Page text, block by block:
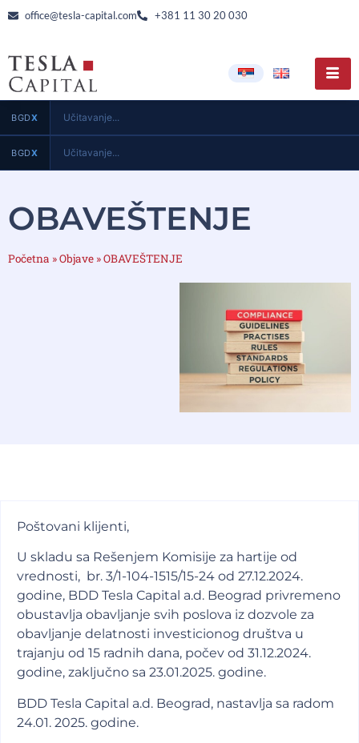
office@tesla-capital.com +381 11 30 20 030
BGDX Učitavanje...
BGDX Učitavanje...
OBAVEŠTENJE
Početna »Objave »OBAVEŠTENJE
Poštovani klijenti,
U skladu sa Rešenjem Komisije za hartije od
vrednosti, br. 3/1-104-1515/15-24 od 27.12.2024.
godine, BDD Tesla Capital a.d. Beograd privremeno
obustavlja obavljanje svih poslova iz dozvole za
obavljanje delatnosti investicionog društva u
trajanju od 15 radnih dana, počev od 31.12.2024.
godine, zaključno sa 23.01.2025. godine.
BDD Tesla Capital a.d. Beograd, nastavlja sa radom
24.01. 2025. godine.